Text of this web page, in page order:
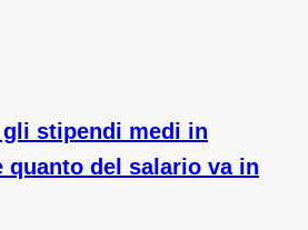
stipendi medi in
quanto del salario va in